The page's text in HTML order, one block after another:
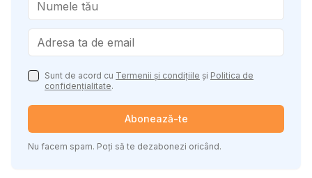
Sunt de acord cu Termenii și condițiile și Politica de
confidențialitate.
Abonează-te
Nu facem spam. Poți să te dezabonezi oricând.